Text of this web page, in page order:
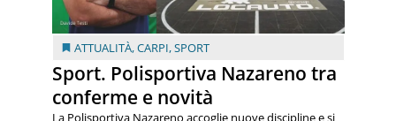
ATTUALITÀ,CARPI,SPORT
Sport. Polisportiva Nazareno tra
conferme e novità